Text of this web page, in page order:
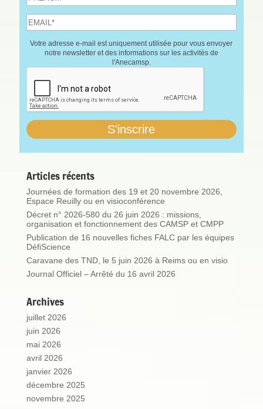
Votre adresse e-mail est uniquement utilisée pour vous envoyer
notre newsletter et des informations sur les activités de
l'Anecamsp.
Articles récents
Journées de formation des 19 et 20 novembre 2026,
Espace Reuilly ou en visioconférence
Décret n° 2026-580 du 26 juin 2026 : missions,
organisation et fonctionnement des CAMSP et CMPP
Publication de 16 nouvelles fiches FALC par les équipes
DéfiScience
Caravane des TND, le 5 juin 2026 à Reims ou en visio
Journal Officiel – Arrêté du 16 avril 2026
Archives
juillet 2026
juin 2026
mai 2026
avril 2026
janvier 2026
décembre 2025
novembre 2025